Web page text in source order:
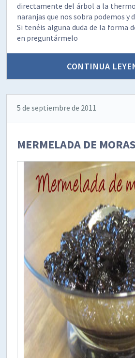
directamente del árbol a la
naranjas que nos sobra podemos y
Si tenéis alguna duda de la forma
en preguntármelo
CONTINUA
5 de septiembre de 2011
MERMELADA DE MORAS